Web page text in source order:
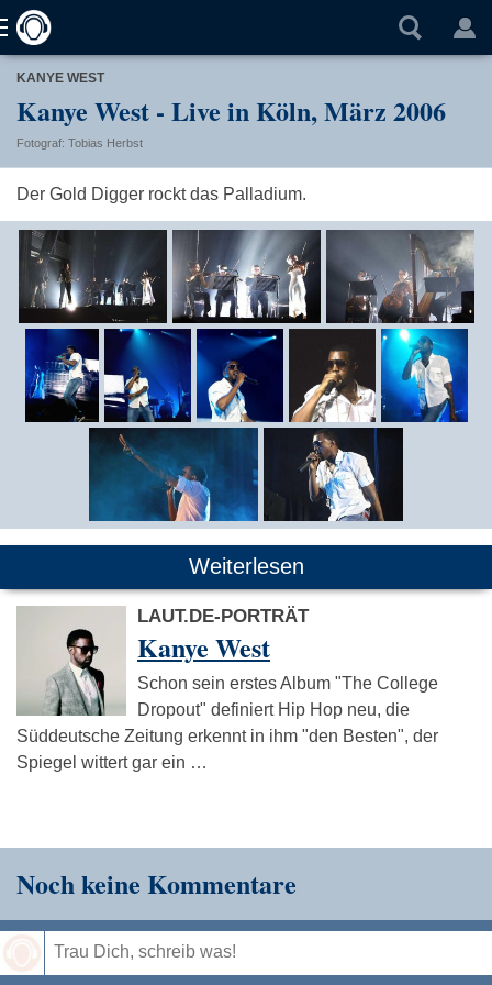
KANYE WEST
Kanye West - Live in Köln, März 2006
Fotograf: Tobias Herbst
Der Gold Digger rockt das Palladium.
Weiterlesen
LAUT.DE-PORTRÄT
Kanye West
Schon sein erstes Album "The College
Dropout" definiert Hip Hop neu, die
Süddeutsche Zeitung erkennt in ihm "den Besten", der
Spiegel wittert gar ein …
Noch keine Kommentare